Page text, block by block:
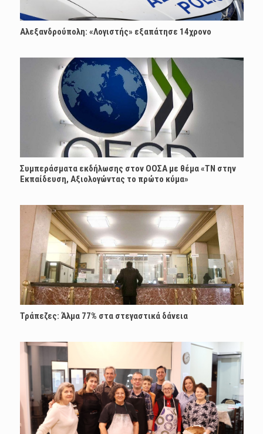
Αλεξανδρούπολη: «Λογιστής» εξαπάτησε 14χρονο
Συμπεράσματα εκδήλωσης στον ΟΟΣΑ με θέμα «ΤΝ στην
Εκπαίδευση, Αξιολογώντας το πρώτο κύμα»
Τράπεζες: Άλμα 77% στα στεγαστικά δάνεια